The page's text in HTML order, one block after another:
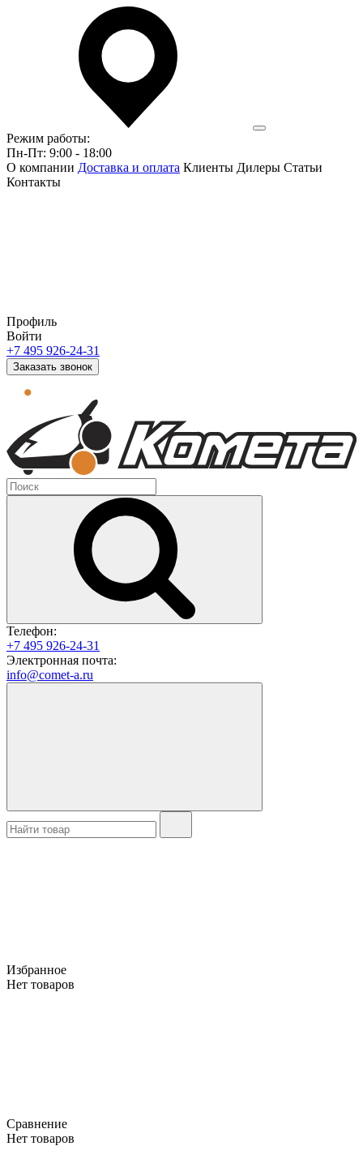
Режим работы:
Пн-Пт: 9:00 - 18:00
О компании Доставка и оплата Клиенты Дилеры Статьи
Контакты
Профиль
Войти
+7 495 926-24-31
Заказать звонок
Телефон:
+7 495 926-24-31
Электронная почта:
info@comet-a.ru
Избранное
Нет товаров
Сравнение
Нет товаров